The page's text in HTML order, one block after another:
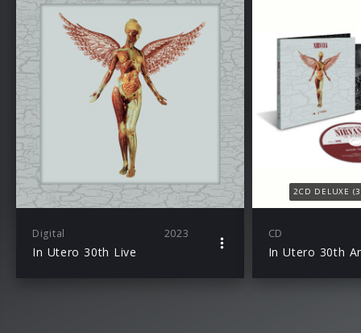
Digital 2023
In Utero 30th Live
2CD DELUXE
CD
In Utero 30th